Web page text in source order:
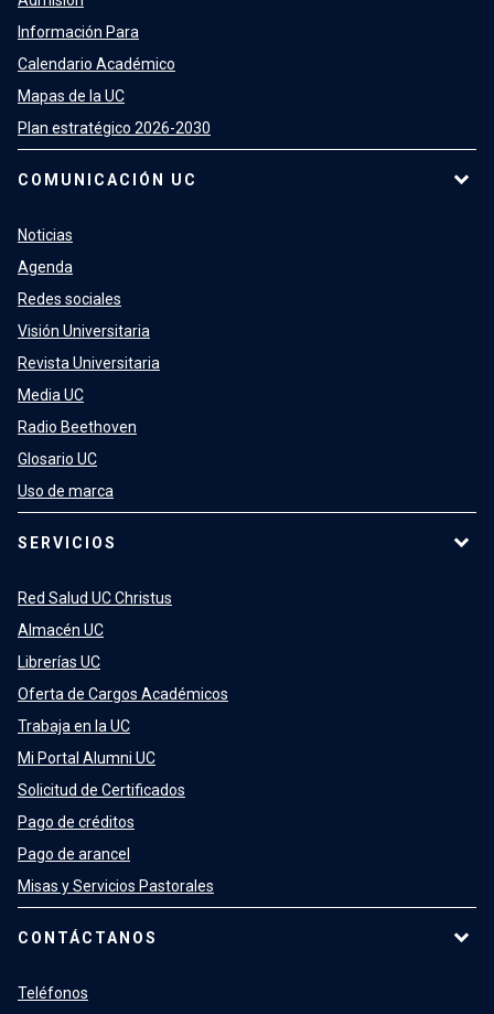
Información Para
Calendario Académico
Mapas de la UC
Plan estratégico 2026-2030
COMUNICACIÓN UC
Noticias
Agenda
Redes sociales
Visión Universitaria
Revista Universitaria
Media UC
Radio Beethoven
Glosario UC
Uso de marca
SERVICIOS
Red Salud UC Christus
Almacén UC
Librerías UC
Oferta de Cargos Académicos
Trabaja en la UC
Mi Portal Alumni UC
Solicitud de Certificados
Pago de créditos
Pago de arancel
Misas y Servicios Pastorales
CONTÁCTANOS
Teléfonos